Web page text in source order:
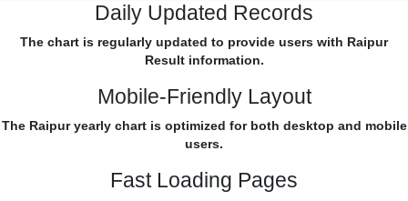
Daily Updated Records
The chart is regularly updated to provide users with Raipur
Result information.
Mobile-Friendly Layout
The Raipur yearly chart is optimized for both desktop and mobile
users.
Fast Loading Pages